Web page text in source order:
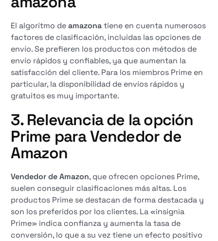
El algoritmo deamazonatiene en cuenta numerosos
factores de clasificación, incluidas las opciones de
envío. Se prefieren los productos con métodos de
envío rápidos y confiables, ya que aumentan la
satisfacción del cliente. Para los miembros Prime en
particular, la disponibilidad de envíos rápidos y
gratuitos es muy importante.
3. Relevancia de la opción
Prime paraVendedor de
Amazon
Vendedor de Amazon, que ofrecen opciones Prime,
suelen conseguir clasificaciones más altas. Los
productos Prime se destacan de forma destacada y
son los preferidos por los clientes. La «insignia
Prime» indica confianza y aumenta la tasa de
conversión, lo que a su vez tiene un efecto positivo